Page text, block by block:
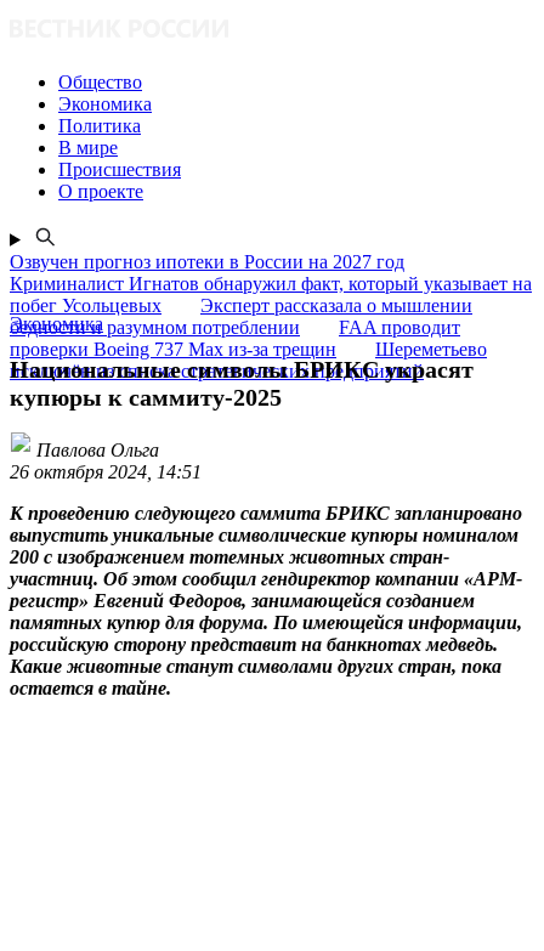
Общество
Экономика
Политика
В мире
Происшествия
О проекте
Озвучен прогноз ипотеки в России на 2027 год
Криминалист Игнатов обнаружил факт, который указывает на
побег Усольцевых
Эксперт рассказала о мышлении
бедности и разумном потреблении
FAA проводит
проверки Boeing 737 Max из-за трещин
Шереметьево
исключён из списка стратегических предприятий
Экономика
Национальные символы БРИКС украсят
купюры к саммиту-2025
Павлова Ольга
26 октября 2024, 14:51
К проведению следующего саммита БРИКС запланировано
выпустить уникальные символические купюры номиналом
200 с изображением тотемных животных стран-
участниц. Об этом сообщил гендиректор компании «АРМ-
регистр» Евгений Федоров, занимающейся созданием
памятных купюр для форума. По имеющейся информации,
российскую сторону представит на банкнотах медведь.
Какие животные станут символами других стран, пока
остается в тайне.